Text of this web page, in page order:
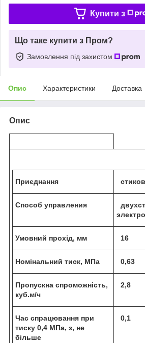
Купити з
Що таке купити з Пром?
Замовлення під захистом
Опис Характеристики Доставка
Опис
Приєднання
Способ управления
Умовний прохід, мм 16
Номінальний тиск, МПа 0,63
Пропускна спроможність,
куб.м/ч
2,8
Час спрацювання при
тиску 0,4 МПа, з, не
більше
0,1